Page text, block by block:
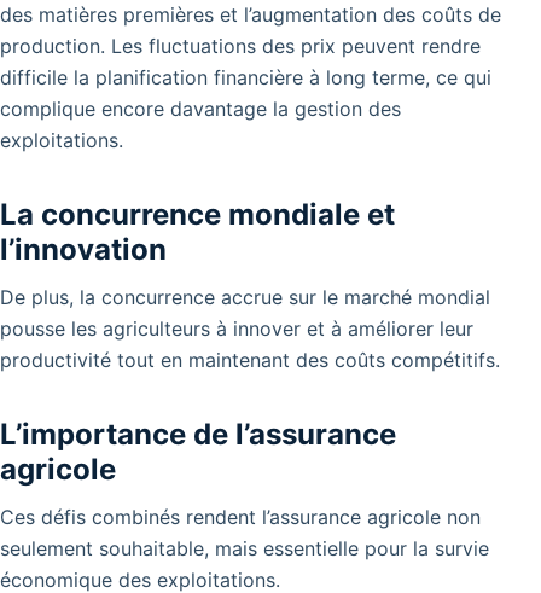
des matières premières et l’augmentation des coûts de
production. Les fluctuations des prix peuvent rendre
difficile la planification financière à long terme, ce qui
complique encore davantage la gestion des
exploitations.
La concurrence mondiale et
l’innovation
De plus, la concurrence accrue sur le marché mondial
pousse les agriculteurs à innover et à améliorer leur
productivité tout en maintenant des coûts compétitifs.
L’importance de l’assurance
agricole
Ces défis combinés rendent l’assurance agricole non
seulement souhaitable, mais essentielle pour la survie
économique des exploitations.